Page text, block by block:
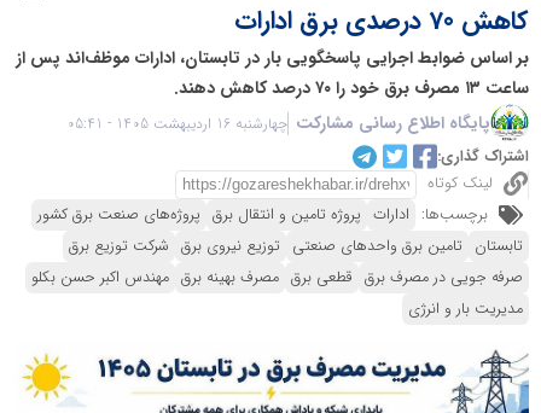
کاهش 70 درصدی برق ادارات
بر اساس ضوابط اجرایی پاسخگویی بار در تابستان، ادارات موظف‌اند پس از
ساعت ۱۳ مصرف برق خود را ۷۰ درصد کاهش دهند.
پایگاه اطلاع رسانی مشارکت چهارشنبه 16 اردیبهشت 1405 - 05:41
اشتراک گذاری:
لینک کوتاه
برچسب‌ها: ادارات پروژه تامین و انتقال برق پروژه‌های صنعت برق کشور
تابستان تامین برق واحدهای صنعتی توزیع نیروی برق شرکت توزیع برق
صرفه جویی در مصرف برق قطعی برق مصرف بهینه برق مهندس اکبر حسن بکلو
مدیریت بار و انرژی